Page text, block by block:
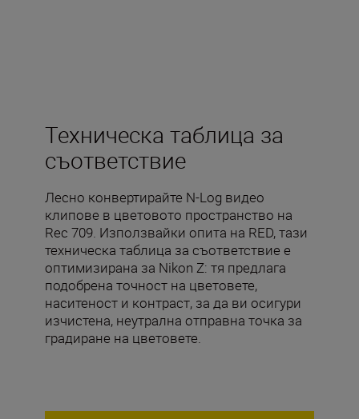
Техническа таблица за
съответствие
Лесно конвертирайте N-Log видео
клипове в цветовото пространство на
Rec 709. Използвайки опита на RED, тази
техническа таблица за съответствие е
оптимизирана за Nikon Z: тя предлага
подобрена точност на цветовете,
наситеност и контраст, за да ви осигури
изчистена, неутрална отправна точка за
градиране на цветовете.